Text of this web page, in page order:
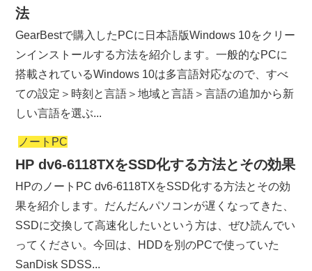
法
GearBestで購入したPCに日本語版Windows 10をクリー
ンインストールする方法を紹介します。一般的なPCに
搭載されているWindows 10は多言語対応なので、すべ
ての設定＞時刻と言語＞地域と言語＞言語の追加から新
しい言語を選ぶ...
ノートPC
HP dv6-6118TXをSSD化する方法とその効果
HPのノートPC dv6-6118TXをSSD化する方法とその効
果を紹介します。だんだんパソコンが遅くなってきた、
SSDに交換して高速化したいという方は、ぜひ読んでい
ってください。今回は、HDDを別のPCで使っていた
SanDisk SDSS...